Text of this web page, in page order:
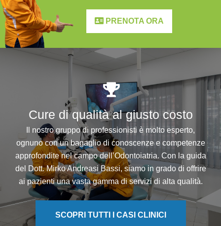
PRENOTA ORA
Cure di qualità al giusto costo
Il nostro gruppo di professionisti è molto esperto,
ognuno con un bagaglio di conoscenze e competenze
approfondite nel campo dell’Odontoiatria. Con la guida
del Dott. Mirko Andreasi Bassi, siamo in grado di offrire
ai pazienti una vasta gamma di servizi di alta qualità.
SCOPRI TUTTI I CASI CLINICI